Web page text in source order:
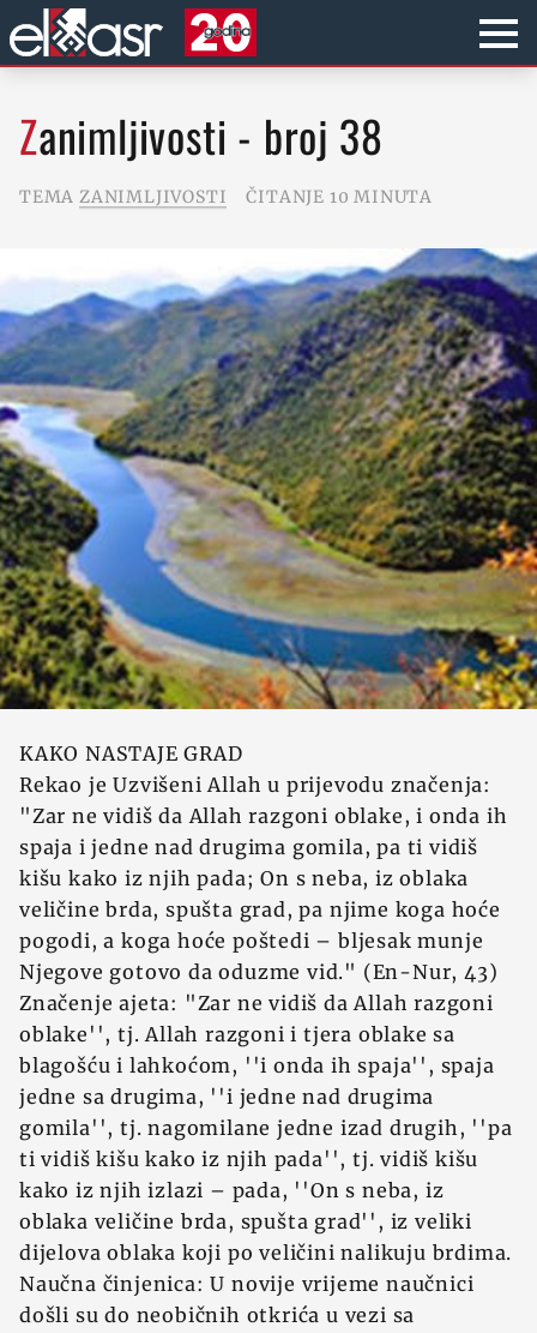
Zanimljivosti - broj 38
TEMA ZANIMLJIVOSTI ČITANJE 10 MINUTA
KAKO NASTAJE GRAD
Rekao je Uzvišeni Allah u prijevodu značenja:
"Zar ne vidiš da Allah razgoni oblake, i onda ih
spaja i jedne nad drugima gomila, pa ti vidiš
kišu kako iz njih pada; On s neba, iz oblaka
veličine brda, spušta grad, pa njime koga hoće
pogodi, a koga hoće poštedi – bljesak munje
Njegove gotovo da oduzme vid." (En-Nur, 43)
Značenje ajeta: "Zar ne vidiš da Allah razgoni
oblake'', tj. Allah razgoni i tjera oblake sa
blagošću i lahkoćom, ''i onda ih spaja'', spaja
jedne sa drugima, ''i jedne nad drugima
gomila'', tj. nagomilane jedne izad drugih, ''pa
ti vidiš kišu kako iz njih pada'', tj. vidiš kišu
kako iz njih izlazi – pada, ''On s neba, iz
oblaka veličine brda, spušta grad'', iz veliki
dijelova oblaka koji po veličini nalikuju brdima.
Naučna činjenica: U novije vrijeme naučnici
došli su do neobičnih otkrića u vezi sa